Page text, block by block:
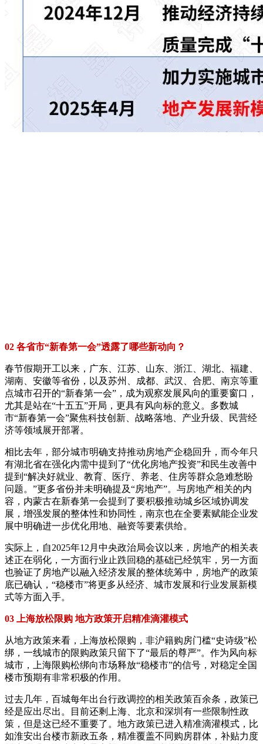
02 各省市“新春第一会”透露了哪些新动向？
春节假期开工以来，广东、江苏、山东、浙江、湖北、福建、
湖南、安徽等省份，以及苏州、成都、武汉、合肥、南京等重
点城市召开的“新春第一会”，成为观察发展风向的重要窗口，
尤其是站在“十五五”开局，更具有风向标的意义。多数城
市“新春第一会”聚焦科技创新、战略落地、产业升级、民营经
济等领域展开部署。
相比去年，部分城市明确支持推动房地产企稳回升，而今年只
有湖北省在强化内需中提到了“优化房地产投资”和民生改善中
提到“解决好就业、教育、医疗、养老、住房等群众急难愁盼
问题。”更多省份并未明确提及“房地产”。与房地产相关的内
容，内蒙古在新春第一会提到了要积极推动城乡区域协调发
展，增强发展的整体性和协同性，南京也在全要素赋能企业发
展中明确进一步优化用地、融资等要素供给。
实际上，自2025年12月中央政治局会议以来，房地产的相关表
述正在弱化，一方面行业止跌回稳的基础已经筑牢，另一方面
也验证了房地产以融入经济发展的整体统筹中，房地产的政策
底已确认，“稳楼市”将更多从经济、城市发展和行业发展新模
式等方面入手。
03 上海放松限购 地方政策开启精准滴灌模式
从地方政策来看，上海放松限购，非沪籍购房门槛“史诗级”松
绑，一线城市的限购政策只留下了“最后的尊严”。作为风向标
城市，上海限购松绑向市场释放“稳楼市”的信号，对稳定全国
楼市预期有非常积极的作用。
过去几年，百城每年出台行政调控的相关政策百余条，政策已
经是应出尽出。目前还剩上海、北京和深圳有一些限制性政
策，但是这已经不重要了。地方政策已进入精准滴灌模式，比
如淮安出台楼市新政五条，精准覆盖不同购房群体，补贴力度